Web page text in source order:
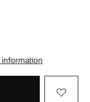
information